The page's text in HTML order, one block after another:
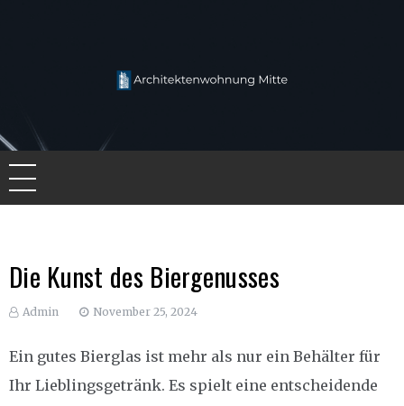
Die Kunst des Biergenusses
Admin November 25, 2024
Ein gutes Bierglas ist mehr als nur ein Behälter für
Ihr Lieblingsgetränk. Es spielt eine entscheidende